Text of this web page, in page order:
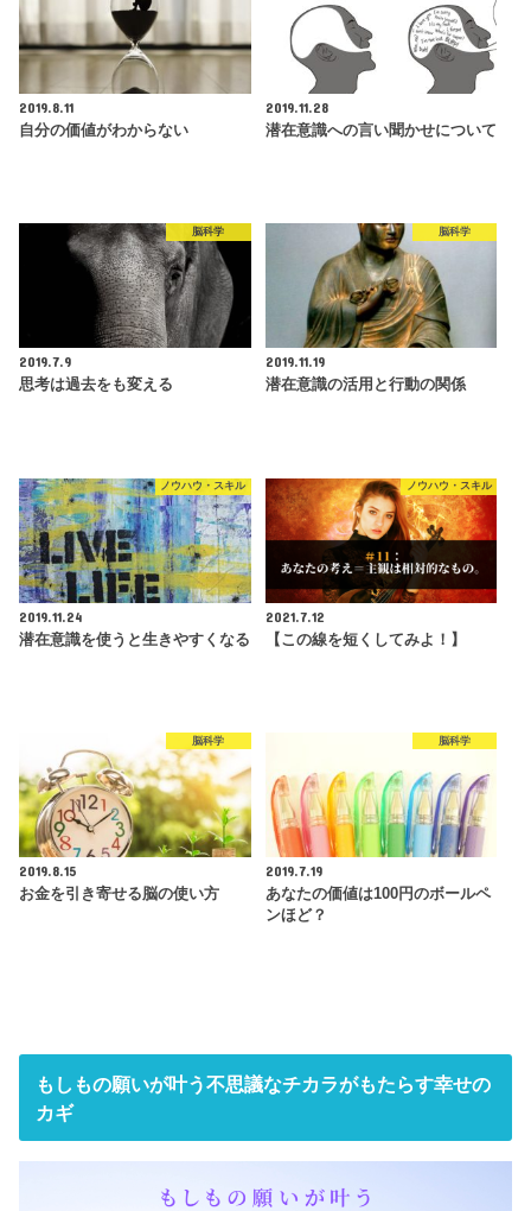
2019.8.11
自分の価値がわからない
2019.11.28
潜在意識への言い聞かせについて
脳科学
2019.7.9
思考は過去をも変える
脳科学
2019.11.19
潜在意識の活用と行動の関係
ノウハウ・スキル
2019.11.24
潜在意識を使うと生きやすくなる
ノウハウ・スキル
2021.7.12
【この線を短くしてみよ！】
脳科学
2019.8.15
お金を引き寄せる脳の使い方
脳科学
2019.7.19
あなたの価値は100円のボールペ
ンほど？
もしもの願いが叶う不思議なチカラがもたらす幸せの
カギ